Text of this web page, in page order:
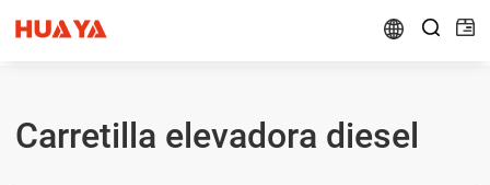
 
Carretilla elevadora diesel